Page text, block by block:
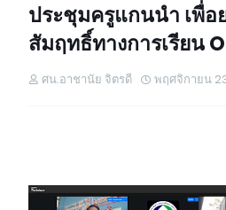
ประชุมครูแกนนำ เพื่อ
สัมฤทธิ์ทางการเรียน
ศน.อาชานัย จิตรดี พฤศจิกายน